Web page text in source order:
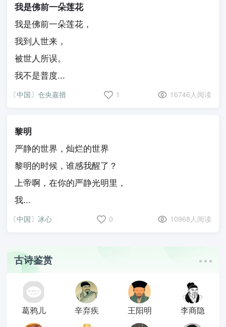
我是佛前一朵莲花
我是佛前一朵莲花，
我到人世来，
被世人所误。
我不是普度...
〔中国〕仓央嘉措 1 16746人阅读
黎明
严静的世界，灿烂的世界
黎明的时候，谁感我醒了？
上帝啊，在你的严静光明里，
我...
〔中国〕冰心 0 10968人阅读
古诗鉴赏
葛鸦儿 辛弃疾 王阳明 李商隐